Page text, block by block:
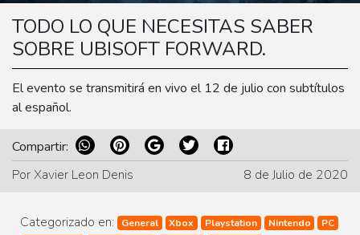
TODO LO QUE NECESITAS SABER
SOBRE UBISOFT FORWARD.
El evento se transmitirá en vivo el 12 de julio con subtítulos
al español.
Compartir:
8 de Julio de 2020
Por Xavier Leon Denis
Categorizado en: General Xbox Playstation Nintendo
PC